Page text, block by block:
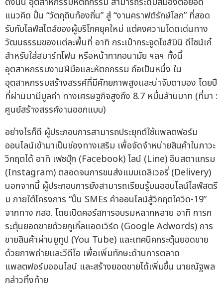
แนวคิด ปั้น “วัตถุดิบท้องถิ่น” สู่ “งานคราฟต์รักษ์โลก” ที่สอด
รับกับไลฟ์สไตล์ของผู้บริโภคยุคใหม่ แต่คงความโดดเด่นทาง
วัฒนธรรมของแต่ละพื้นที่ อาทิ กระเป๋ากระจูดไซส์มินิ ดีไซน์เก๋
สำหรับใส่สมาร์ทโฟน หรือหน้ากากอนามัย ฯลฯ ทั้งนี้
อุตสาหกรรมงานฝีมือและหัตถกรรม ถือเป็นหนึ่ง ใน
อุตสาหกรรมสร้างสรรค์ที่มีศักยภาพสูงและน่าจับตามอง โดยปี
ที่ผ่านมามีมูลค่า ทางเศรษฐกิจสูงถึง 8.7 หมื่นล้านบาท (ที่มา :
ศูนย์สร้างสรรค์งานออกแบบ)
อย่างไรก็ดี ผู้ประกอบการสามารถประยุกต์ใช้แพลตฟอร์ม
ออนไลน์เข้ามาเป็นช่องทางเสริม เพื่อจัดจำหน่ายสินค้าในภาวะ
วิกฤตได้ อาทิ เฟซบุ๊ก (Facebook) ไลน์ (Line) อินสตาแกรม
(Instagram) ตลอดจนการขนส่งแบบเดลิเวอรี่ (Delivery)
นอกจากนี้ ผู้ประกอบการยังสามารถเรียนรู้บนออนไลน์ไลฟ์สตรี
ม ภายใต้โครงการ “ปั้น SMEs ค้าออนไลน์สู้วิกฤตโควิด-19”
จากทาง กสอ. โดยเปิดคอร์สการอบรมหลากหลาย อาทิ การก
ระตุ้นยอดขายด้วยกูเกิ้ลแอดเวิร์ด (Google Adwords) การ
ขายสินค้าผ่านยูทูป (You Tube) และเทคนิคกระตุ้นยอดขาย
ด้วยภาพถ่ายและวีดีโอ เพื่อเพิ่มทักษะด้านการตลาด
แพลตฟอร์มออนไลน์ และสร้างยอดขายได้เพิ่มขึ้น นายณัฐพล